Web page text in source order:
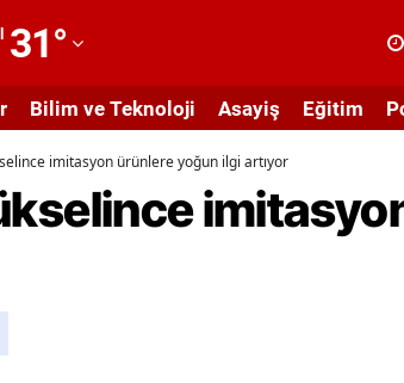
31°
Bilim ve Teknoloji Asayiş Eğitim
imitasyon ürünlere yoğun ilgi artıyor